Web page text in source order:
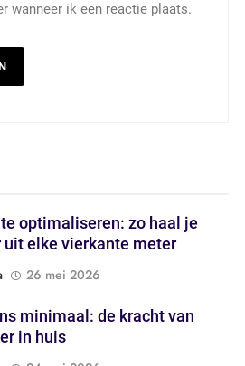
wanneer ik een reactie plaats.
optimaliseren: zo haal je
uit elke vierkante meter
26 mei 2026
minimaal: de kracht van
in huis
juiste kleur kiezen voor je
zo pak je het aan